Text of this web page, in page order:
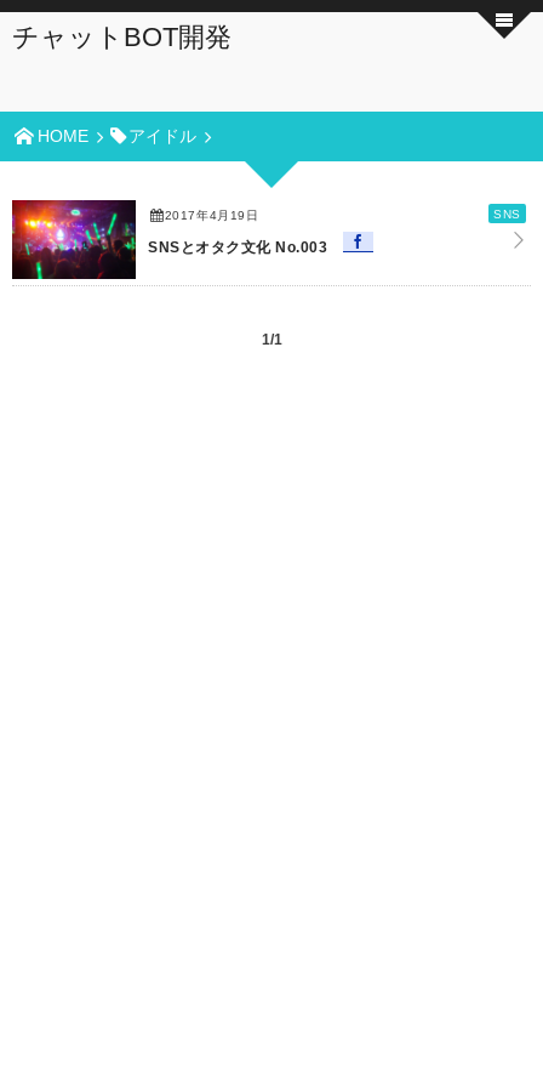
チャットBOT開発
HOME アイドル
2017年4月19日 SNS
SNSとオタク文化 No.003
1/1